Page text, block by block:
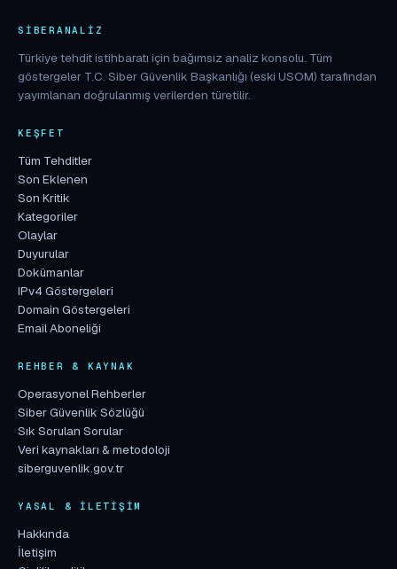
SIBERANALIZ
Türkiye tehdit istihbaratı için bağımsız analiz konsolu. Tüm
göstergeler T.C. Siber Güvenlik Başkanlığı (eski USOM) tarafından
yayımlanan doğrulanmış verilerden türetilir.
KEŞFET
Tüm Tehditler
Son Eklenen
Son Kritik
Kategoriler
Olaylar
Duyurular
Dokümanlar
IPv4 Göstergeleri
Domain Göstergeleri
Email Aboneliği
REHBER & KAYNAK
Operasyonel Rehberler
Siber Güvenlik Sözlüğü
Sık Sorulan Sorular
Veri kaynakları & metodoloji
siberguvenlik.gov.tr
YASAL & İLETIŞIM
Hakkında
İletişim